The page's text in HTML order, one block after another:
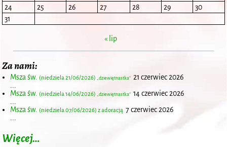
24
25 26 27 28 29
30
31
« lip
Za nami:
Msza św. (niedziela 21/06/2026) „dziewiętnastka” 21 czerwiec 2026
Msza św. (niedziela 14/06/2026) „dziewiętnastka” 14 czerwiec 2026
Msza św. (niedziela 07/06/2026) z adoracją 7 czerwiec 2026
Więcej…